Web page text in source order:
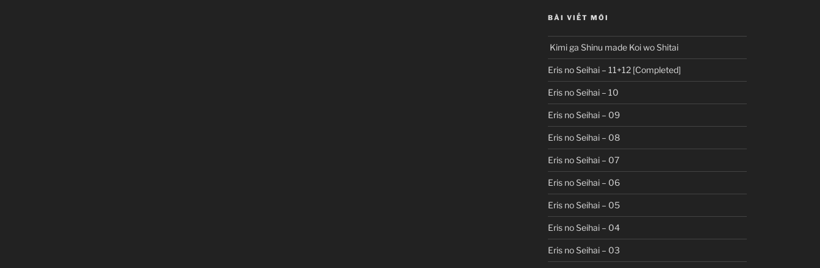
BÀI VIẾT MỚI
Kimi ga Shinu made Koi wo Shitai
Eris no Seihai – 11+12 [Completed]
Eris no Seihai – 10
Eris no Seihai – 09
Eris no Seihai – 08
Eris no Seihai – 07
Eris no Seihai – 06
Eris no Seihai – 05
Eris no Seihai – 04
Eris no Seihai – 03